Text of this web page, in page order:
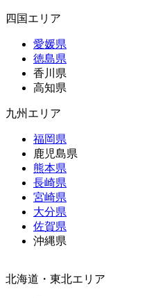
四国エリア
愛媛県
徳島県
香川県
高知県
九州エリア
福岡県
鹿児島県
熊本県
長崎県
宮崎県
大分県
佐賀県
沖縄県
北海道・東北エリア